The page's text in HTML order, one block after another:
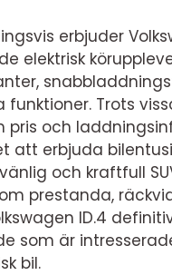
erbjuder
elektrisk
Trots
pris och
att erbjuda
och kraftfull
prestanda,
ID.4
som är
bil.